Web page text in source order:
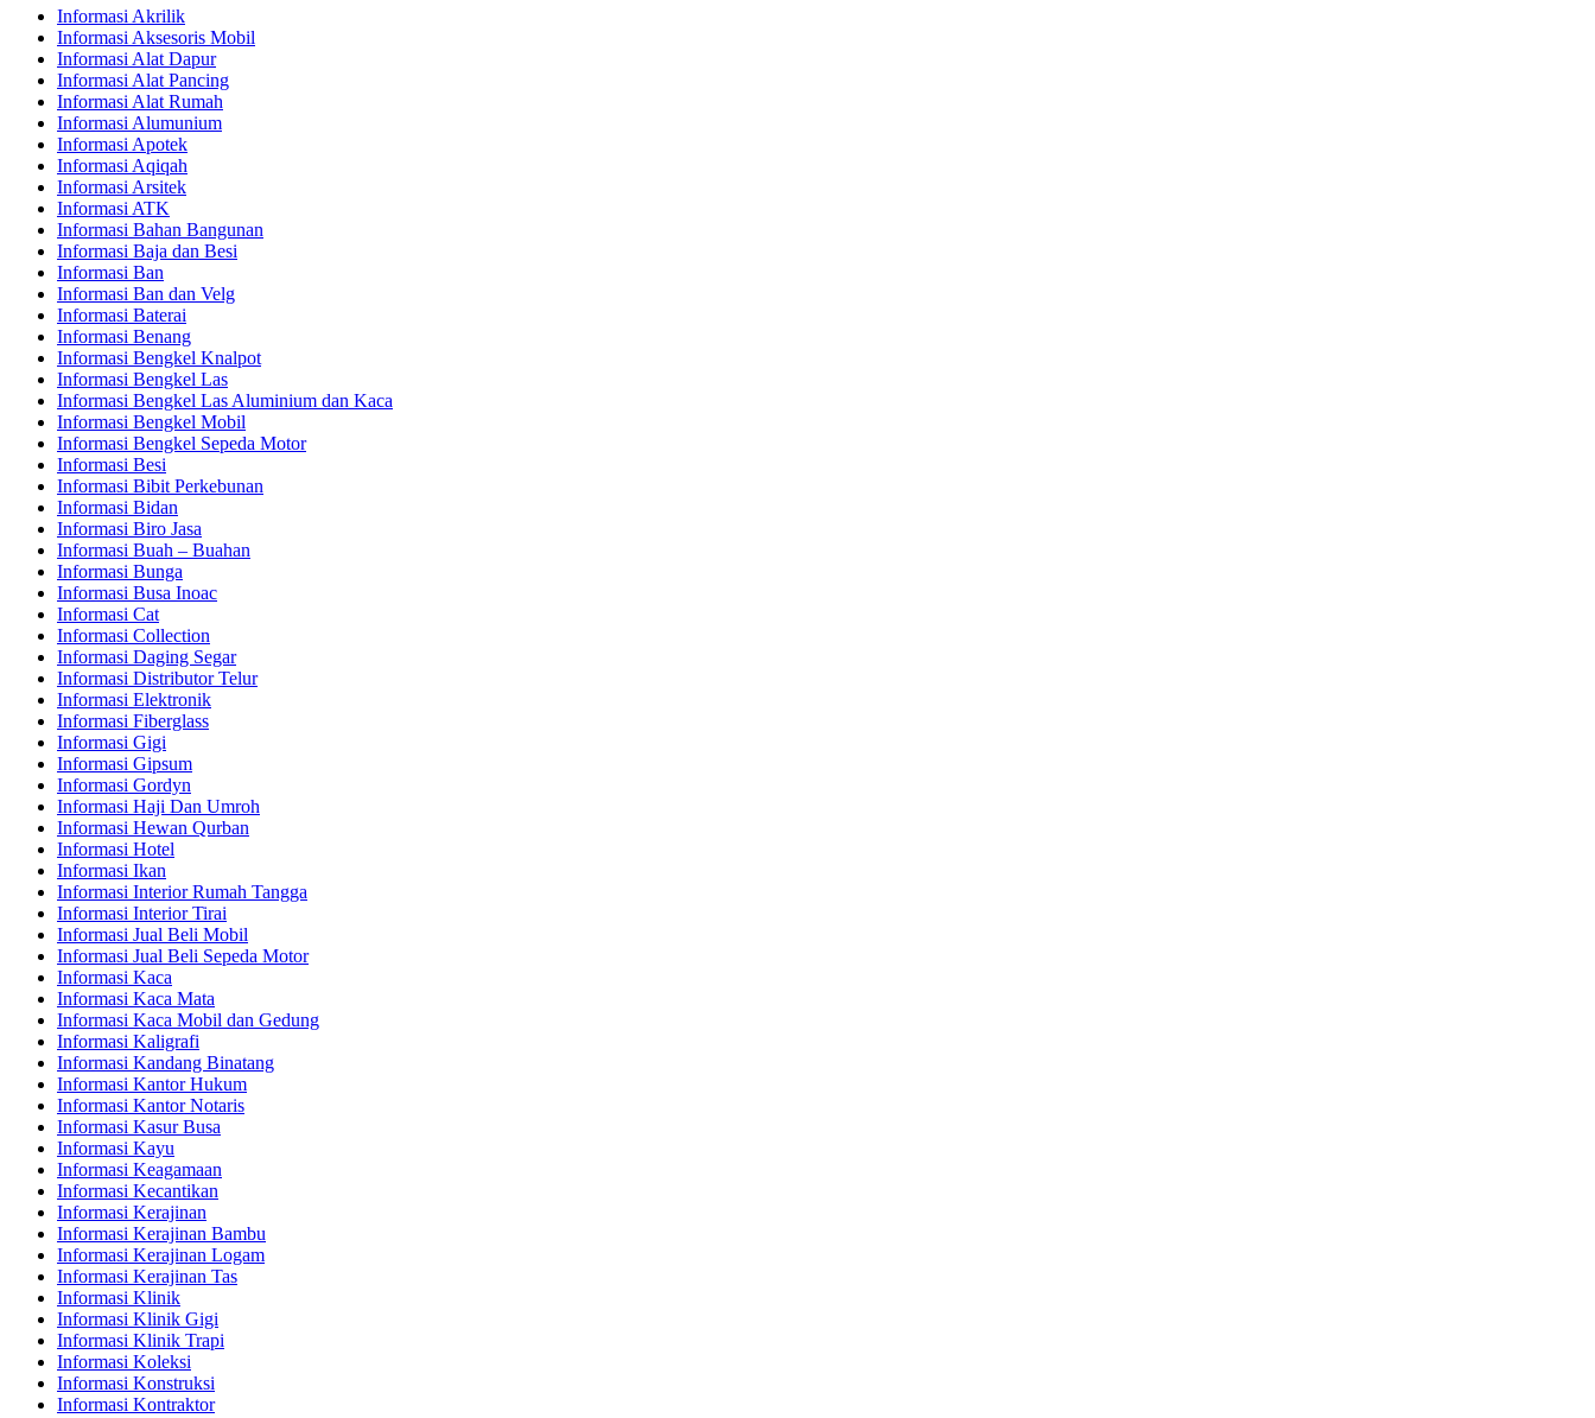
Informasi Akrilik
Informasi Aksesoris Mobil
Informasi Alat Dapur
Informasi Alat Pancing
Informasi Alat Rumah
Informasi Alumunium
Informasi Apotek
Informasi Aqiqah
Informasi Arsitek
Informasi ATK
Informasi Bahan Bangunan
Informasi Baja dan Besi
Informasi Ban
Informasi Ban dan Velg
Informasi Baterai
Informasi Benang
Informasi Bengkel Knalpot
Informasi Bengkel Las
Informasi Bengkel Las Aluminium dan Kaca
Informasi Bengkel Mobil
Informasi Bengkel Sepeda Motor
Informasi Besi
Informasi Bibit Perkebunan
Informasi Bidan
Informasi Biro Jasa
Informasi Buah – Buahan
Informasi Bunga
Informasi Busa Inoac
Informasi Cat
Informasi Collection
Informasi Daging Segar
Informasi Distributor Telur
Informasi Elektronik
Informasi Fiberglass
Informasi Gigi
Informasi Gipsum
Informasi Gordyn
Informasi Haji Dan Umroh
Informasi Hewan Qurban
Informasi Hotel
Informasi Ikan
Informasi Interior Rumah Tangga
Informasi Interior Tirai
Informasi Jual Beli Mobil
Informasi Jual Beli Sepeda Motor
Informasi Kaca
Informasi Kaca Mata
Informasi Kaca Mobil dan Gedung
Informasi Kaligrafi
Informasi Kandang Binatang
Informasi Kantor Hukum
Informasi Kantor Notaris
Informasi Kasur Busa
Informasi Kayu
Informasi Keagamaan
Informasi Kecantikan
Informasi Kerajinan
Informasi Kerajinan Bambu
Informasi Kerajinan Logam
Informasi Kerajinan Tas
Informasi Klinik
Informasi Klinik Gigi
Informasi Klinik Trapi
Informasi Koleksi
Informasi Konstruksi
Informasi Kontraktor